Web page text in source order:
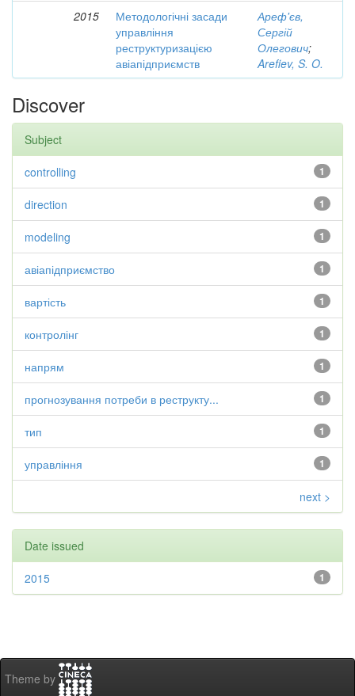
2015
Методологічні засади
управління
реструктуризацією
авіапідприємств
Ареф'єв,
Сергій
Олегович;
Arefiev, S. O.
Discover
Subject
1
controlling
1
direction
1
modeling
1
авіапідприємство
1
вартість
1
контролінг
1
напрям
1
прогнозування потреби в реструкту...
1
тип
1
управління
next >
Date issued
1
2015
Theme by